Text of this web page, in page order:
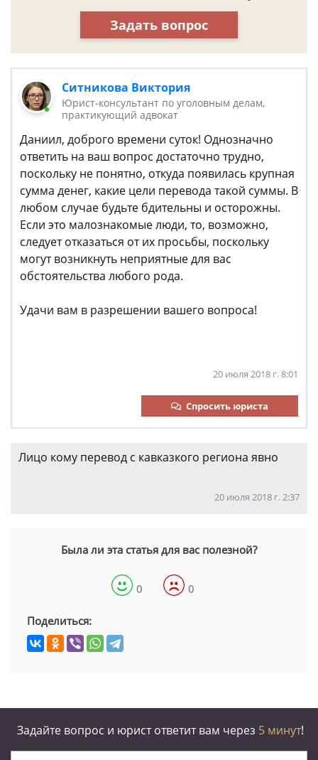
Задать вопрос
Ситникова Виктория
Юрист-консультант по уголовным делам,
практикующий адвокат
Даниил, доброго времени суток! Однозначно
ответить на ваш вопрос достаточно трудно,
поскольку не понятно, откуда появилась крупная
сумма денег, какие цели перевода такой суммы. В
любом случае будьте бдительны и осторожны.
Если это малознакомые люди, то, возможно,
следует отказаться от их просьбы, поскольку
могут возникнуть неприятные для вас
обстоятельства любого рода.
Удачи вам в разрешении вашего вопроса!
20 июля 2018 г. 8:01
Спросить юриста
Лицо кому перевод с кавказкого региона явно
20 июля 2018 г. 2:37
Была ли эта статья для вас полезной?
0 0
Поделиться:
Задайте вопрос и юрист ответит вам через 5 минут!